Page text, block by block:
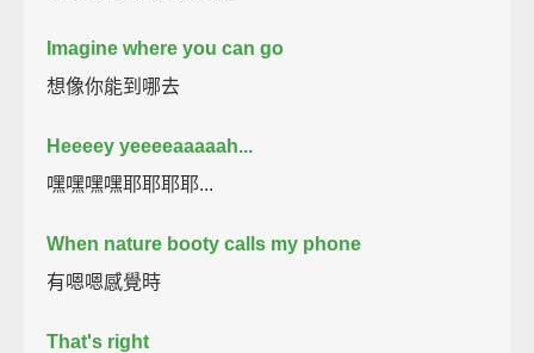
Imagine where you can go
想像你能到哪去
Heeeey yeeeeaaaaah...
嘿嘿嘿嘿耶耶耶耶...
When nature booty calls my phone
有嗯嗯感覺時
That's right